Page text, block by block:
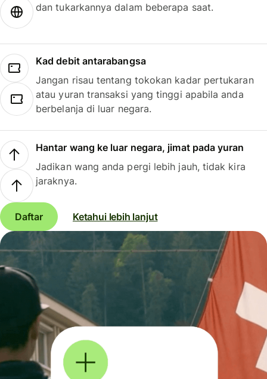
dan tukarkannya dalam beberapa saat.
Kad debit antarabangsa
Jangan risau tentang tokokan kadar pertukaran
atau yuran transaksi yang tinggi apabila anda
berbelanja di luar negara.
Hantar wang ke luar negara, jimat pada yuran
Jadikan wang anda pergi lebih jauh, tidak kira
jaraknya.
Daftar Ketahui lebih lanjut